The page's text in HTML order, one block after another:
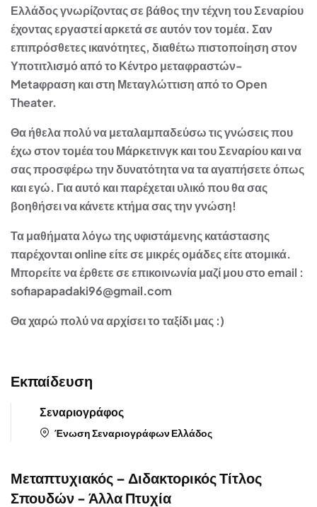
Ελλάδος γνωρίζοντας σε βάθος την τέχνη του Σεναρίου
έχοντας εργαστεί αρκετά σε αυτόν τον τομέα. Σαν
επιπρόσθετες ικανότητες, διαθέτω πιστοποίηση στον
Υποτιτλισμό από το Κέντρο μεταφραστών-
Metaφραση και στη Μεταγλώττιση από το Open
Theater.
Θα ήθελα πολύ να μεταλαμπαδεύσω τις γνώσεις που
έχω στον τομέα του Μάρκετινγκ και του Σεναρίου και να
σας προσφέρω την δυνατότητα να τα αγαπήσετε όπως
και εγώ. Για αυτό και παρέχεται υλικό που θα σας
βοηθήσει να κάνετε κτήμα σας την γνώση!
Τα μαθήματα λόγω της υφιστάμενης κατάστασης
παρέχονται online είτε σε μικρές ομάδες είτε ατομικά.
Μπορείτε να έρθετε σε επικοινωνία μαζί μου στο email :
sofiapapadaki96@gmail.com
Θα χαρώ πολύ να αρχίσει το ταξίδι μας :)
Εκπαίδευση
Σεναριογράφος
Ένωση Σεναριογράφων Ελλάδος
Μεταπτυχιακός – Διδακτορικός Τίτλος
Σπουδών - Άλλα Πτυχία